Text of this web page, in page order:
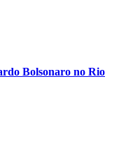
Bolsonaro no Rio